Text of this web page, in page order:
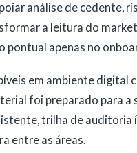
análise de cedente,
a leitura do
pontual apenas no
em ambiente digital
foi preparado para a
trilha de
entre as áreas.